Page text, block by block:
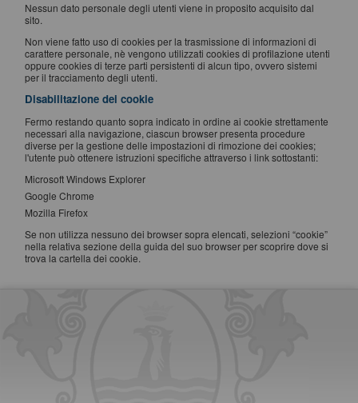
Nessun dato personale degli utenti viene in proposito acquisito dal
sito.
Non viene fatto uso di cookies per la trasmissione di informazioni di
carattere personale, nè vengono utilizzati cookies di profilazione utenti
oppure cookies di terze parti persistenti di alcun tipo, ovvero sistemi
per il tracciamento degli utenti.
Disabilitazione dei cookie
Fermo restando quanto sopra indicato in ordine ai cookie strettamente
necessari alla navigazione, ciascun browser presenta procedure
diverse per la gestione delle impostazioni di rimozione dei cookies;
l'utente può ottenere istruzioni specifiche attraverso i link sottostanti:
Microsoft Windows Explorer
Google Chrome
Mozilla Firefox
Se non utilizza nessuno dei browser sopra elencati, selezioni “cookie”
nella relativa sezione della guida del suo browser per scoprire dove si
trova la cartella dei cookie.